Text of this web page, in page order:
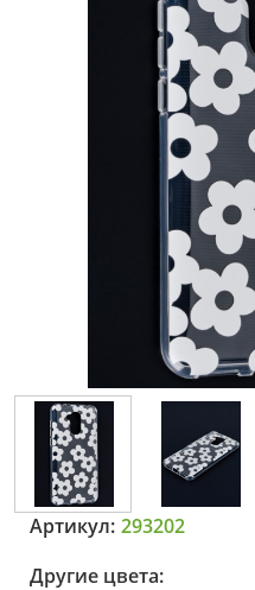
Артикул: 293202
Другие цвета: